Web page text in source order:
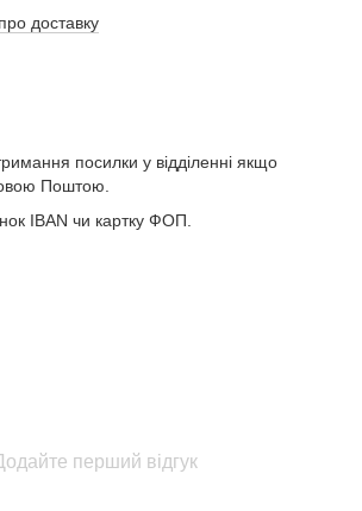
доставку
посилки у відділенні якщо
Поштою.
IBAN чи картку ФОП.
перший відгук